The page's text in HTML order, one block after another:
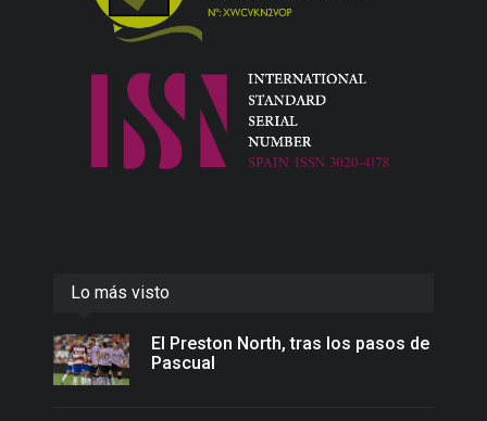
Lo más visto
El Preston North, tras los pasos de
Pascual